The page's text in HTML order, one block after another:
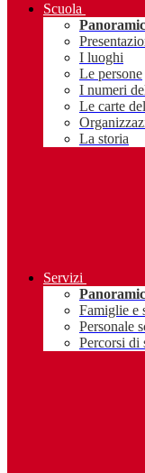
Scuola
I luoghi
Le persone
I numeri
Le carte
La storia
Servizi
Famiglie e
Personale
Percorsi di